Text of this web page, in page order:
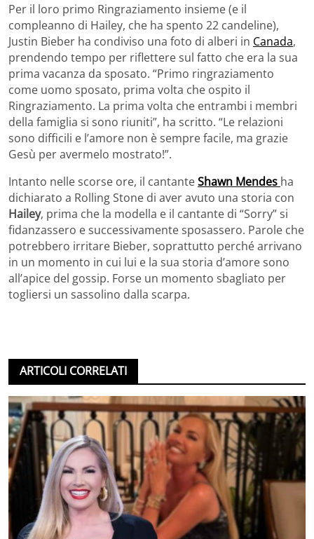
Per il loro primo Ringraziamento insieme (e il
compleanno di Hailey, che ha spento 22 candeline),
Justin Bieber ha condiviso una foto di alberi in Canada,
prendendo tempo per riflettere sul fatto che era la sua
prima vacanza da sposato. “Primo ringraziamento
come uomo sposato, prima volta che ospito il
Ringraziamento. La prima volta che entrambi i membri
della famiglia si sono riuniti”, ha scritto. “Le relazioni
sono difficili e l’amore non è sempre facile, ma grazie
Gesù per avermelo mostrato!”.
Intanto nelle scorse ore, il cantanteShawn Mendes ha
dichiarato a Rolling Stone di aver avuto una storia con
Hailey, prima che la modella e il cantante di “Sorry” si
fidanzassero e successivamente sposassero. Parole che
potrebbero irritare Bieber, soprattutto perché arrivano
in un momento in cui lui e la sua storia d’amore sono
all’apice del gossip. Forse un momento sbagliato per
togliersi un sassolino dalla scarpa.
ARTICOLI CORRELATI